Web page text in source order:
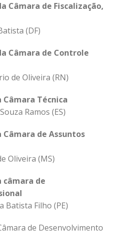
Câmara de Fiscalização,
(DF)
Câmara de Controle
de Oliveira (RN)
Técnica
Ramos (ES)
de Assuntos
Oliveira (MS)
câmara de
Batista Filho (PE)
de Desenvolvimento